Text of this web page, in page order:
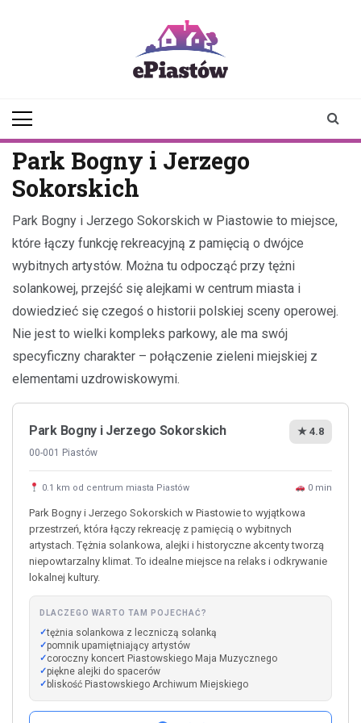
Park Bogny i Jerzego
Sokorskich
Park Bogny i Jerzego Sokorskich w Piastowie to miejsce,
które łączy funkcję rekreacyjną z pamięcią o dwójce
wybitnych artystów. Można tu odpocząć przy tężni
solankowej, przejść się alejkami w centrum miasta i
dowiedzieć się czegoś o historii polskiej sceny operowej.
Nie jest to wielki kompleks parkowy, ale ma swój
specyficzny charakter – połączenie zieleni miejskiej z
elementami uzdrowiskowymi.
Park Bogny i Jerzego Sokorskich
00-001 Piastów
★ 4.8
0.1 km od centrum miasta Piastów 0 min
Park Bogny i Jerzego Sokorskich w Piastowie to wyjątkowa
przestrzeń, która łączy rekreację z pamięcią o wybitnych
artystach. Tężnia solankowa, alejki i historyczne akcenty tworzą
niepowtarzalny klimat. To idealne miejsce na relaks i odkrywanie
lokalnej kultury.
DLACZEGO WARTO TAM POJECHAĆ?
tężnia solankowa z leczniczą solanką
pomnik upamiętniający artystów
coroczny koncert Piastowskiego Maja Muzycznego
piękne alejki do spacerów
bliskość Piastowskiego Archiwum Miejskiego